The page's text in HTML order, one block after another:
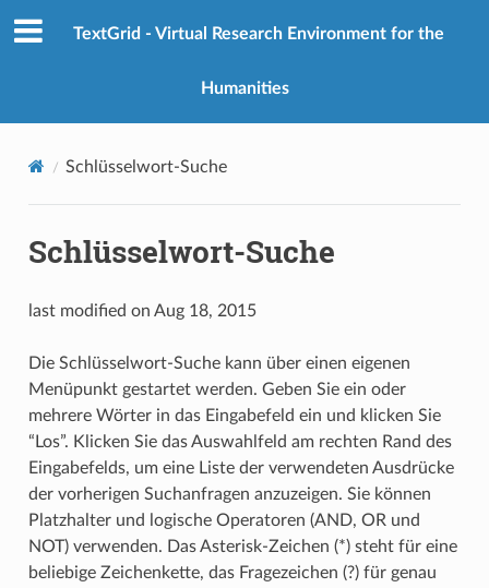
TextGrid - Virtual Research Environment for the
Humanities
Schlüsselwort-Suche
Schlüsselwort-Suche
last modified on Aug 18, 2015
Die Schlüsselwort-Suche kann über einen eigenen
Menüpunkt gestartet werden. Geben Sie ein oder
mehrere Wörter in das Eingabefeld ein und klicken Sie
“Los”. Klicken Sie das Auswahlfeld am rechten Rand des
Eingabefelds, um eine Liste der verwendeten Ausdrücke
der vorherigen Suchanfragen anzuzeigen. Sie können
Platzhalter und logische Operatoren (AND, OR und
NOT) verwenden. Das Asterisk-Zeichen (*) steht für eine
beliebige Zeichenkette, das Fragezeichen (?) für genau